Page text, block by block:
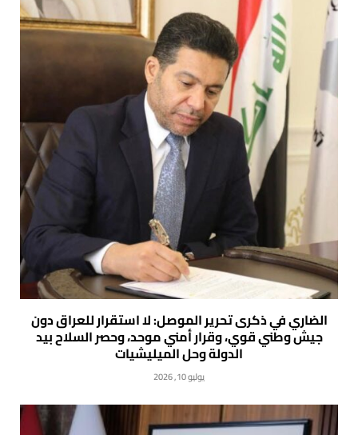
الضاري في ذكرى تحرير الموصل: لا استقرار للعراق دون
جيش وطني قوي، وقرار أمني موحد، وحصر السلاح بيد
الدولة وحل الميليشيات
يوليو 10, 2026